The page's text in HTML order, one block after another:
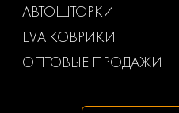
Маз
АВТОШТОРКИ
EVA КОВРИКИ
ОПТОВЫЕ ПРОДАЖИ